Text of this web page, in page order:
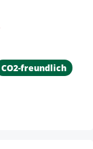
CO2-freundlich